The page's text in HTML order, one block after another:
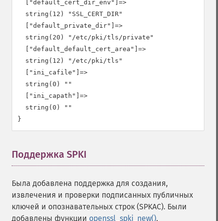
  ["default_cert_dir_env"]=>
  string(12) "SSL_CERT_DIR"
  ["default_private_dir"]=>
  string(20) "/etc/pki/tls/private"
  ["default_default_cert_area"]=>
  string(12) "/etc/pki/tls"
  ["ini_cafile"]=>
  string(0) ""
  ["ini_capath"]=>
  string(0) ""
Поддержка SPKI
Была добавлена поддержка для создания,
извлечения и проверки подписанных публичных
ключей и опознавательных строк (SPKAC). Были
добавлены функции openssl_spki_new(),